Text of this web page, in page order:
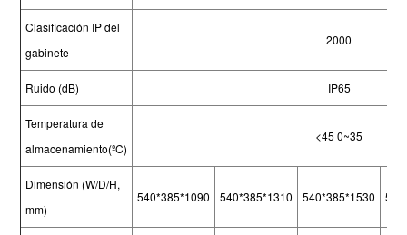
Clasificación IP del
gabinete
2000
Ruido (dB) IP65
Temperatura de
almacenamiento(ºC)
<45 0~35
Dimensión (W/D/H,
mm)
540*385*1090 540*385*1310 540*385*1530